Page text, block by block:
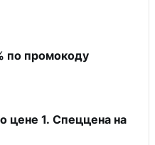
по промокоду
цене 1. Спеццена на